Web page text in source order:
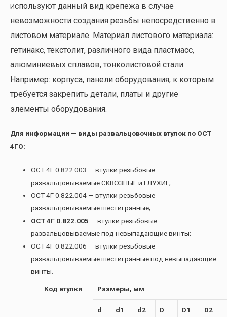
Используют данный вид крепежа в случае
невозможности создания резьбы непосредственно в
листовом материале. Материал листового материала:
гетинакс, текстолит, различного вида пластмасс,
алюминиевых сплавов, тонколистовой стали.
Например: корпуса, панели оборудования, к которым
требуется закрепить детали, платы и другие
элементы оборудования.
Для информации — виды развальцовочных втулок по ОСТ
4ГО:
ОСТ 4Г 0.822.003 — втулки резьбовые
развальцовываемые СКВОЗНЫЕ и ГЛУХИЕ;
ОСТ 4Г 0.822.004 — втулки резьбовые
развальцовываемые шестигранные;
ОСТ 4Г 0.822.005 — втулки резьбовые
развальцовываемые под невыпадающие винты;
ОСТ 4Г 0.822.006 — втулки резьбовые
развальцовываемые шестигранные под невыпадающие
винты.
Код втулки Размеры, мм
d
d1
d2
D
D1
D2